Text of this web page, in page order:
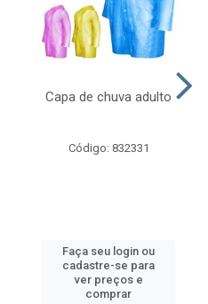
Capa de chuva adulto
Código: 832331
Faça seu login ou
cadastre-se para
ver preços e
comprar